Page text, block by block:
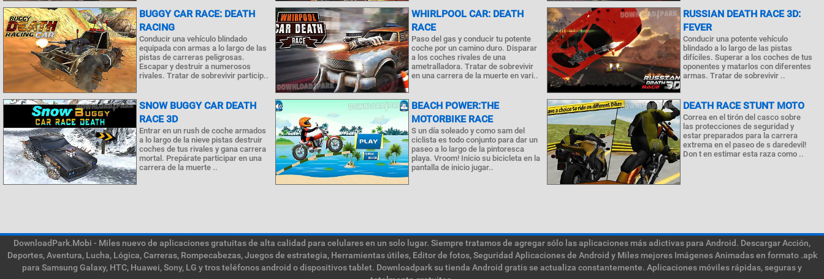
BUGGY CAR RACE: DEATH
RACING
Conducir una vehículo blindado
equipada con armas a lo largo de las
pistas de carreras peligrosas.
Escapar y destruir a numerosos
rivales. Tratar de sobrevivir particip..
WHIRLPOOL CAR: DEATH
RACE
Paso del gas y conducir tu potente
coche por un camino duro. Disparar
a los coches rivales de una
ametralladora. Tratar de sobrevivir
en una carrera de la muerte en vari..
RUSSIAN DEATH RACE 3D:
FEVER
Conducir una potente vehículo
blindado a lo largo de las pistas
difíciles. Superar a los coches de tus
oponentes y matarlos con diferentes
armas. Tratar de sobrevivir ..
SNOW BUGGY CAR DEATH
RACE 3D
Entrar en un rush de coche armados
a lo largo de la nieve pistas destruir
coches de tus rivales y gana carrera
mortal. Prepárate participar en una
carrera de la muerte ..
BEACH POWER:THE
MOTORBIKE RACE
S un día soleado y como sam del
ciclista es todo conjunto para dar un
paseo a lo largo de la pintoresca
playa. Vroom! Inicio su bicicleta en la
pantalla de inicio jugar..
DEATH RACE STUNT MOTO
Correa en el tirón del casco sobre
las protecciones de seguridad y
estar preparados para la carrera
extrema en el paseo de s daredevil!
Don t en estimar esta raza como ..
DownloadPark.Mobi - Miles nuevo de aplicaciones gratuitas de alta calidad para celulares en un solo lugar. Siempre tratamos de agregar sólo las aplicaciones más adictivas para Android. Descargar Acción,
Deportes, Aventura, Lucha, Lógica, Carreras, Rompecabezas, Juegos de estrategia, Herramientas útiles, Editor de fotos, Seguridad Aplicaciones de Android y Miles mejores Imágenes Animadas en formato .apk
para Samsung Galaxy, HTC, Huawei, Sony, LG y tros teléfonos android o dispositivos tablet. Downloadpark su tienda Android gratis se actualiza constantemente. Aplicaciones móviles rápidas, seguras y